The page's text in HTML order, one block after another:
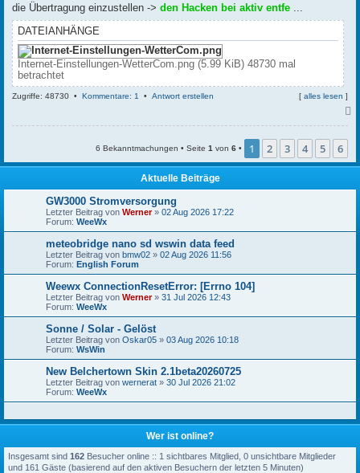
die Übertragung einzustellen -> den Hacken bei aktiv entfe ...
DATEIANHÄNGE
Internet-Einstellungen-WetterCom.png (5.99 KiB) 48730 mal
betrachtet
Zugriffe: 48730 • Kommentare: 1 • Antwort erstellen [ alles lesen ]
b
n
6 Bekanntmachungen • Seite 1 von 6 • 1 2 3 4 5 6
Aktuelle Beiträge
GW3000 Stromversorgung
Letzter Beitrag von Werner» 02 Aug 2026 17:22
Forum: WeeWx
meteobridge nano sd wswin data feed
Letzter Beitrag von bmw02 » 02 Aug 2026 11:56
Forum: English Forum
Weewx ConnectionResetError: [Errno 104]
Letzter Beitrag von Werner» 31 Jul 2026 12:43
Forum: WeeWx
Sonne / Solar - Gelöst
Letzter Beitrag von Oskar05 » 03 Aug 2026 10:18
Forum: WsWin
New Belchertown Skin 2.1beta20260725
Letzter Beitrag von wernerat » 30 Jul 2026 21:02
Forum: WeeWx
Wer ist online?
Insgesamt sind 162 Besucher online :: 1 sichtbares Mitglied, 0 unsichtbare Mitglieder
und 161 Gäste (basierend auf den aktiven Besuchern der letzten 5 Minuten)